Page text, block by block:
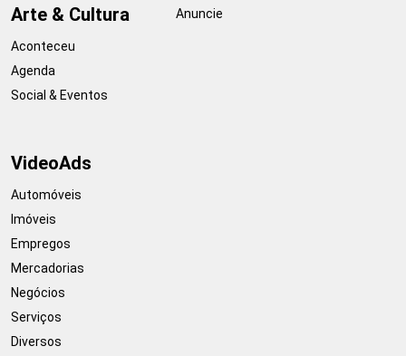
Arte & Cultura
Aconteceu
Agenda
Social & Eventos
Anuncie
VideoAds
Automóveis
Imóveis
Empregos
Mercadorias
Negócios
Serviços
Diversos